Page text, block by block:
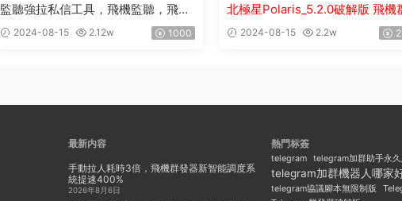
監聽強拉私信工具，飛機監聽，飛機
監聽強拉，飛機監聽自動拉人，破解
版
2024-08-15 2.12w 1000
北極星Polaris_5.2.0破解版 飛機
器_TG群發軟件_Telegram群發
破解版
2024-08-15 2.2w
最新内容
手動拉人耗時3倍，飛機群發器新智能調度系
統提速400%
2026年8月6日
熱門标簽
telegram telegram加群助手永久
telegram加群機器人哪家
telegram協議腳本無限制版